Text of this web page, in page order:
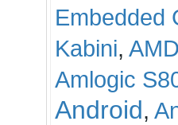
Embedded
Kabini,
Amlogic
Android,